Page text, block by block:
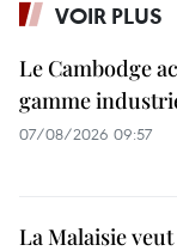
VOIR PLUS
Le Cambodge
gamme
07/08/2026 09:57
La Malaisie